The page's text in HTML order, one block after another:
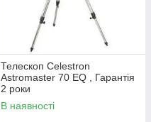
Телескоп Celestron
Astromaster 70 EQ , Гарантія
2 роки
В наявності